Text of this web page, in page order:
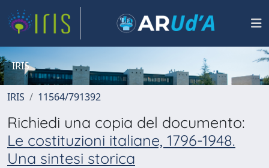
IRIS
IRIS 11564/791392
Richiedi una copia del documento:
Le costituzioni italiane, 1796-1948.
Una sintesi storica